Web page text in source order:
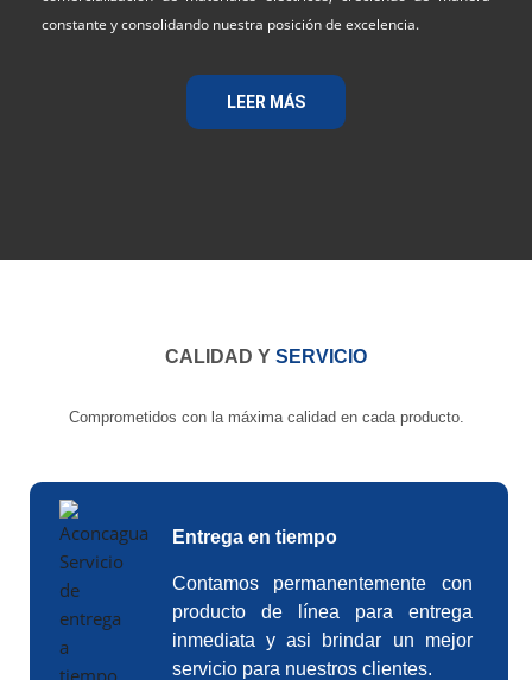
constante y consolidando nuestra posición de excelencia.
LEER MÁS
CALIDAD Y SERVICIO
Comprometidos con la máxima calidad en cada producto.
Entrega en tiempo
Contamos permanentemente con
producto de línea para entrega
inmediata y asi brindar un mejor
servicio para nuestros clientes.